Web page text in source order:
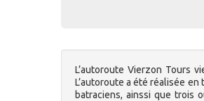
L’autoroute Vierzon Tours
L’autoroute a été réalisée
batraciens, ainssi que trois